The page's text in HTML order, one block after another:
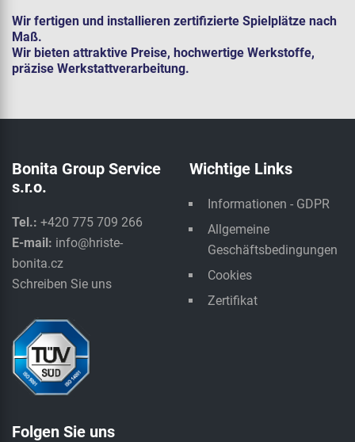
Wir fertigen und installieren zertifizierte Spielplätze nach
Maß.
Wir bieten attraktive Preise, hochwertige Werkstoffe,
präzise Werkstattverarbeitung.
Bonita Group Service
s.r.o.
Tel.: +420 775 709 266
E-mail: info@hriste-
bonita.cz
Schreiben Sie uns
Wichtige Links
Informationen - GDPR
Allgemeine
Geschäftsbedingungen
Cookies
Zertifikat
Folgen Sie uns